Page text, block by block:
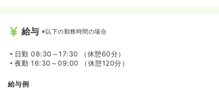
す。
企業が多いので市の財政にもゆとりがあり、成田市では育
も魅力のひとつです！
・なんと2018年では、成田市は待機児童0人！！
給与 ※以下の勤務時間の場合
日勤 08:30～17:30 （休憩60分）
夜勤 16:30～09:00 （休憩120分）
給与例